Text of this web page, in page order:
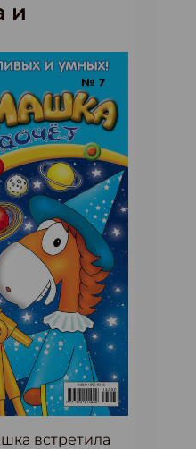
и
встретила